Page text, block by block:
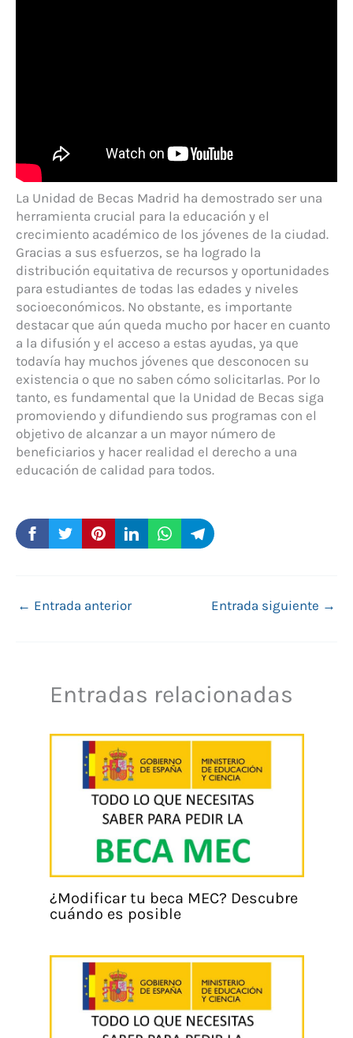
La Unidad de Becas Madrid ha demostrado ser una
herramienta crucial para la educación y el
crecimiento académico de los jóvenes de la ciudad.
Gracias a sus esfuerzos, se ha logrado la
distribución equitativa de recursos y oportunidades
para estudiantes de todas las edades y niveles
socioeconómicos. No obstante, es importante
destacar que aún queda mucho por hacer en cuanto
a la difusión y el acceso a estas ayudas, ya que
todavía hay muchos jóvenes que desconocen su
existencia o que no saben cómo solicitarlas. Por lo
tanto, es fundamental que la Unidad de Becas siga
promoviendo y difundiendo sus programas con el
objetivo de alcanzar a un mayor número de
beneficiarios y hacer realidad el derecho a una
educación de calidad para todos.
← Entrada anterior Entrada siguiente →
Entradas relacionadas
¿Modificar tu beca MEC? Descubre
cuándo es posible